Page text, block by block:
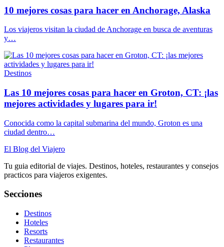
10 mejores cosas para hacer en Anchorage, Alaska
Los viajeros visitan la ciudad de Anchorage en busca de aventuras
y…
Destinos
Las 10 mejores cosas para hacer en Groton, CT: ¡las
mejores actividades y lugares para ir!
Conocida como la capital submarina del mundo, Groton es una
ciudad dentro…
El Blog del Viajero
Tu guia editorial de viajes. Destinos, hoteles, restaurantes y consejos
practicos para viajeros exigentes.
Secciones
Destinos
Hoteles
Resorts
Restaurantes